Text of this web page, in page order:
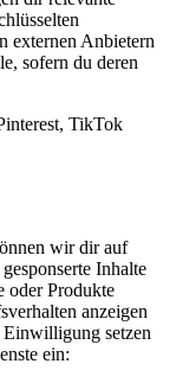
externen Anbietern
sofern du deren
TikTok
wir dir auf
Inhalte
oder Produkte
anzeigen
setzen
ein: